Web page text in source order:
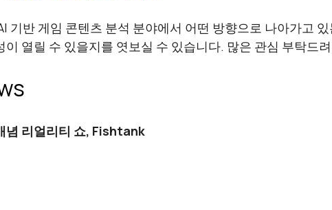
기반 게임 콘텐츠 분석 분야에서 어떤 방향으로 나아가고
이 열릴 수 있을지를 엿보실 수 있습니다. 많은 관심 부탁드
념 리얼리티 쇼, Fishtank